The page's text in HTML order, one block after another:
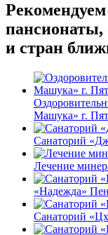
пансионаты,
и стран
Машука» г.
Санаторий
Лечение
«Надежда»
Санаторий